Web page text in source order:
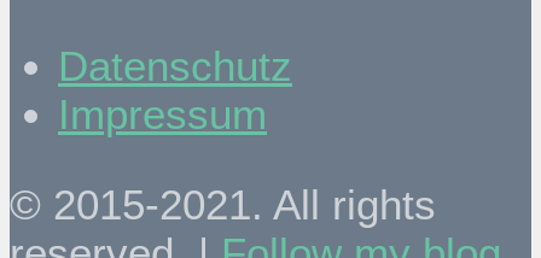
Datenschutz
Impressum
© 2015-2021. All rights